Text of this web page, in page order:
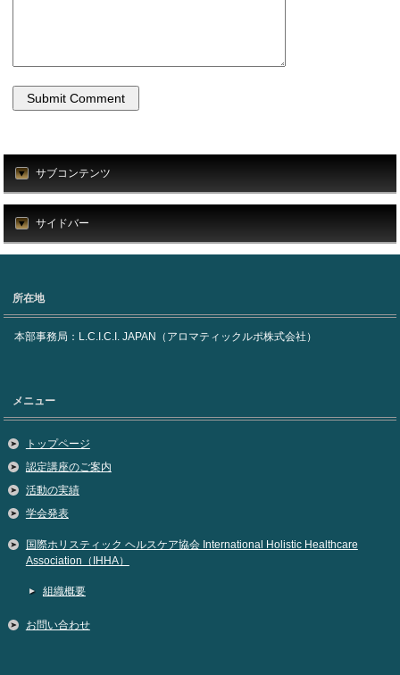
サブコンテンツ
サイドバー
所在地
本部事務局：L.C.I.C.I. JAPAN（アロマティックルポ株式会社）
メニュー
トップページ
認定講座のご案内
活動の実績
学会発表
国際ホリスティック ヘルスケア協会 International Holistic Healthcare
Association（IHHA）
組織概要
お問い合わせ